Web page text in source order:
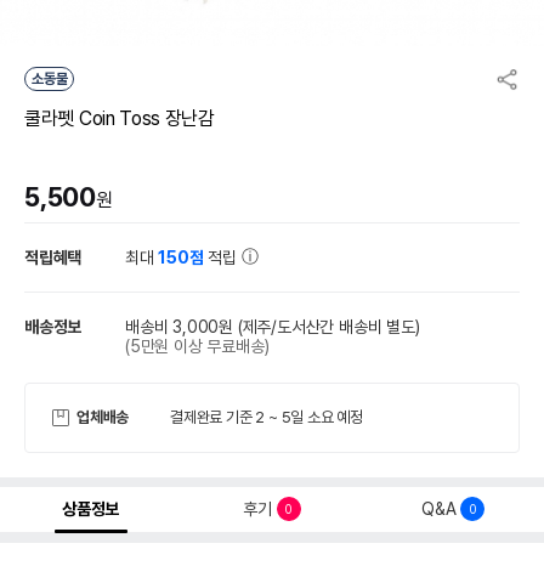
소동물
쿨라펫 Coin Toss 장난감
5,500원
적립혜택 최대150점 적립
배송정보 배송비 3,000원 (제주/도서산간 배송비 별도)
(5만원 이상 무료배송)
업체배송 결제완료 기준 2 ~ 5일 소요 예정
상품정보 후기 0 Q&A 0